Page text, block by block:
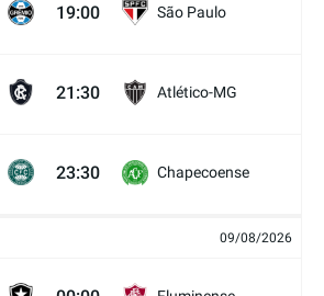
19:00 São Paulo
21:30 Atlético-MG
23:30 Chapecoense
09/08/2026